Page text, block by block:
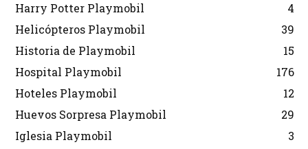
Harry Potter Playmobil
4
Helicópteros Playmobil
39
Historia de Playmobil
15
Hospital Playmobil
176
Hoteles Playmobil
12
Huevos Sorpresa Playmobil
29
Iglesia Playmobil
3